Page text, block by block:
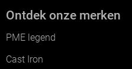
Ontdek onze merken
PME legend
Cast Iron